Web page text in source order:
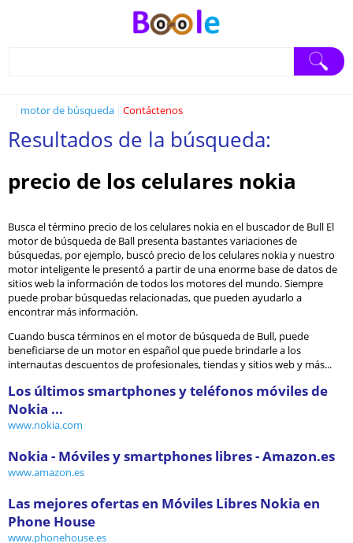
motor de búsqueda Contáctenos
Resultados de la búsqueda:
precio de los celulares nokia
Busca el término precio de los celulares nokia en el buscador de Bull El
motor de búsqueda de Ball presenta bastantes variaciones de
búsquedas, por ejemplo, buscó precio de los celulares nokia y nuestro
motor inteligente le presentó a partir de una enorme base de datos de
sitios web la información de todos los motores del mundo. Siempre
puede probar búsquedas relacionadas, que pueden ayudarlo a
encontrar más información.
Cuando busca términos en el motor de búsqueda de Bull, puede
beneficiarse de un motor en español que puede brindarle a los
internautas descuentos de profesionales, tiendas y sitios web y más...
Los últimos smartphones y teléfonos móviles de
Nokia ...
www.nokia.com
Nokia - Móviles y smartphones libres - Amazon.es
www.amazon.es
Las mejores ofertas en Móviles Libres Nokia en
Phone House
www.phonehouse.es